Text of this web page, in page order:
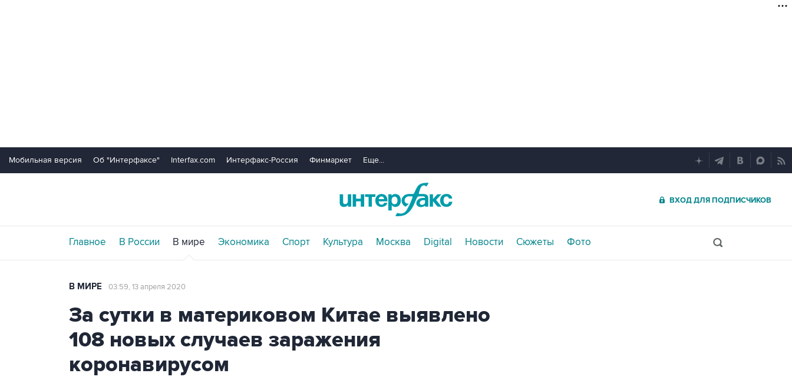
Мобильная версия Об "Интерфаксе" Interfax.com Интерфакс-Россия Финмаркет Еще...
ВХОД ДЛЯ ПОДПИСЧИКОВ
Главное В России В мире Экономика Спорт Культура Москва Digital Новости Сюжеты Фото
В МИРЕ 03:59, 13 апреля 2020
За сутки в материковом Китае выявлено
108 новых случаев заражения
коронавирусом